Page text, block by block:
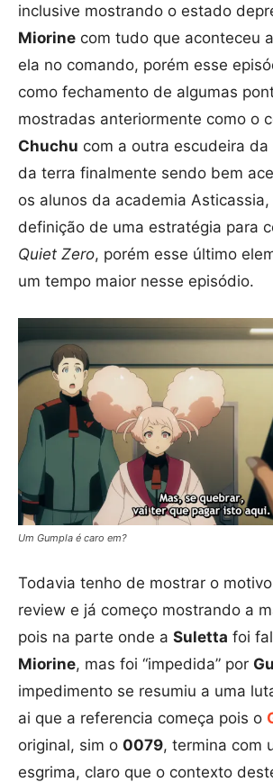
inclusive mostrando o estado
Miorine com tudo que aconteceu
ela no comando, porém esse
como fechamento de algumas
mostradas anteriormente como o
Chuchu com a outra escudeira da
da terra finalmente sendo bem
os alunos da academia
definição de uma estratégia para
Quiet Zero, porém esse último
um tempo maior nesse episódio.
Um Gumpla é caro em?
Todavia tenho de mostrar o
review e já começo mostrando a
pois na parte onde a Suletta foi
Miorine, mas foi “impedida” por
impedimento se resumiu a uma
ai que a referencia começa pois o
original, sim o 0079, termina com
esgrima, claro que o contexto